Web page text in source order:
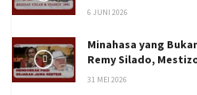
6 JUNI 2026
Minahasa yang
Remy Silado,
31 MEI 2026